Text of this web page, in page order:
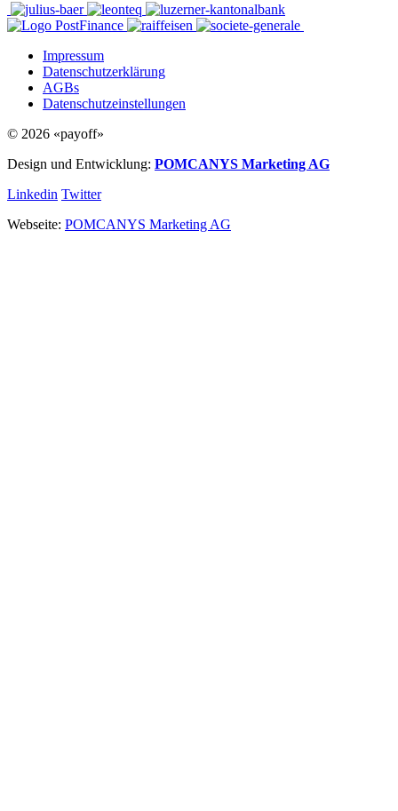
Impressum
Datenschutzerklärung
AGBs
Datenschutzeinstellungen
© 2026 «payoff»
Design und Entwicklung: POMCANYS Marketing AG
Linkedin Twitter
Webseite: POMCANYS Marketing AG